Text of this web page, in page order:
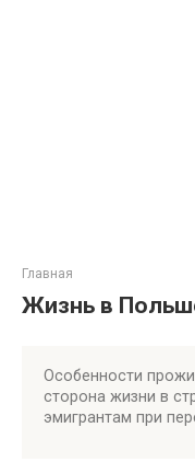
Главная
Жизнь в
Особенности
сторона жизни в
эмигрантам при